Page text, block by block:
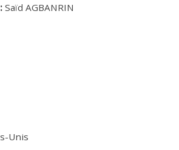
Saïd AGBANRIN
Unis